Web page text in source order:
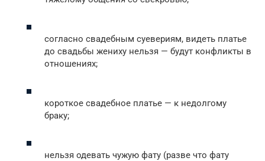
согласно свадебным суевериям, видеть платье
до свадьбы жениху нельзя — будут конфликты в
отношениях;
короткое свадебное платье — к недолгому
браку;
нельзя одевать чужую фату (разве что фату